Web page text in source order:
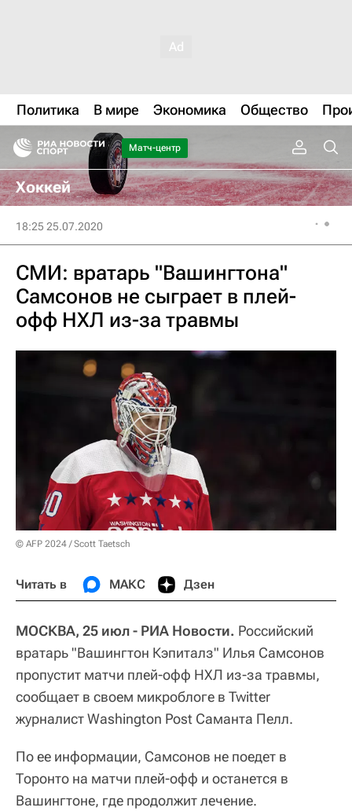
Политика В мире Экономика Общество
Матч-центр
Хоккей
18:25 25.07.2020
СМИ: вратарь "Вашингтона"
Самсонов не сыграет в плей-
офф НХЛ из-за травмы
© AFP 2024 / Scott Taetsch
Читать в МАКС Дзен
МОСКВА, 25 июл - РИА Новости. Российский
вратарь "Вашингтон Кэпиталз" Илья Самсонов
пропустит матчи плей-офф НХЛ из-за травмы,
сообщает в своем микроблоге в Twitter
журналист Washington Post Саманта Пелл.
По ее информации, Самсонов не поедет в
Торонто на матчи плей-офф и останется в
Вашингтоне, где продолжит лечение.